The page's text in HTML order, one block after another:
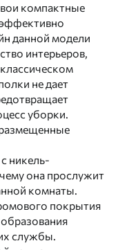
компактные
данной модели
интерьеров,
не дает
уборки.
никель-
она прослужит
комнаты.
покрытия
службы.